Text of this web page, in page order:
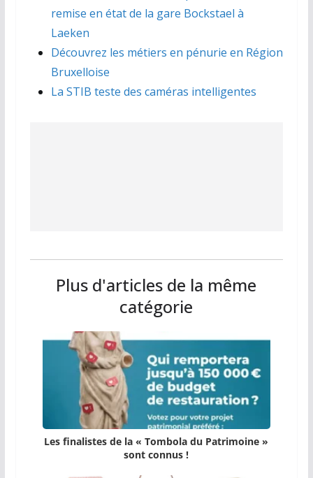
remise en état de la gare Bockstael à
Laeken
Découvrez les métiers en pénurie en Région
Bruxelloise
La STIB teste des caméras intelligentes
Plus d'articles de la même
catégorie
Les finalistes de la « Tombola du Patrimoine »
sont connus !